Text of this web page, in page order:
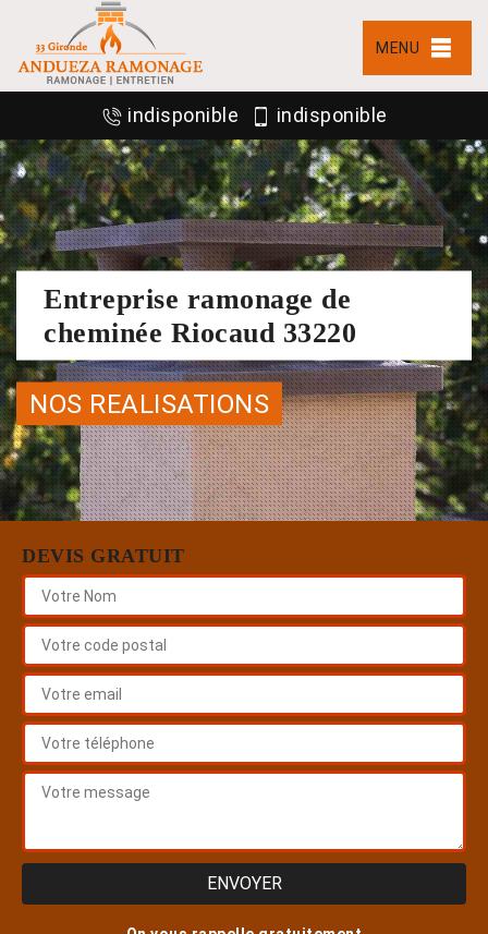
MENU
indisponible indisponible
Entreprise ramonage de
cheminée Riocaud 33220
NOS REALISATIONS
DEVIS GRATUIT